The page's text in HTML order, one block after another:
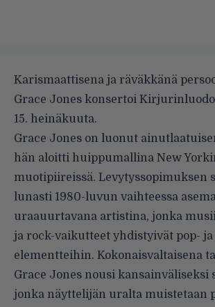
Karismaattisena ja räväkkänä
Grace Jones konsertoi
15. heinäkuuta.
Grace Jones on luonut
hän aloitti huippumallina New
muotipiireissä. Levytyssopimuksen
lunasti 1980-luvun vaihteessa
uraauurtavana artistina, jonka
ja rock-vaikutteet yhdistyivät pop- ja
elementteihin. Kokonaisvaltaisena
Grace Jones nousi kansainväliseksi
jonka näyttelijän uralta muistetaan